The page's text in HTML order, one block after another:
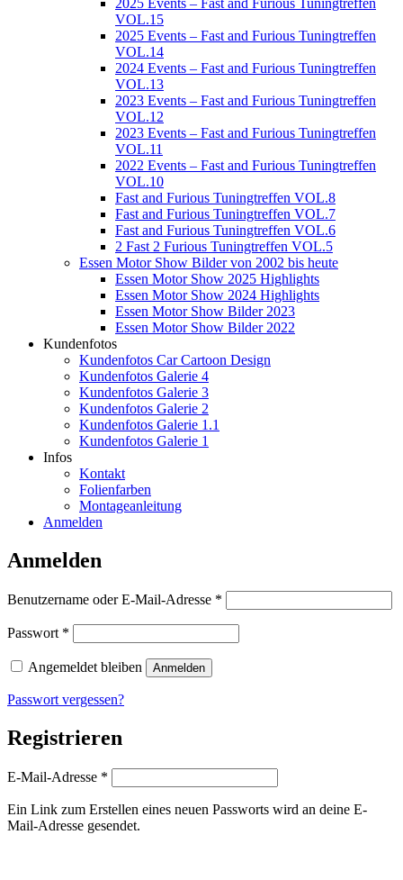
2025 Events – Fast and Furious Tuningtreffen
VOL.15
2025 Events – Fast and Furious Tuningtreffen
VOL.14
2024 Events – Fast and Furious Tuningtreffen
VOL.13
2023 Events – Fast and Furious Tuningtreffen
VOL.12
2023 Events – Fast and Furious Tuningtreffen
VOL.11
2022 Events – Fast and Furious Tuningtreffen
VOL.10
Fast and Furious Tuningtreffen VOL.8
Fast and Furious Tuningtreffen VOL.7
Fast and Furious Tuningtreffen VOL.6
2 Fast 2 Furious Tuningtreffen VOL.5
Essen Motor Show Bilder von 2002 bis heute
Essen Motor Show 2025 Highlights
Essen Motor Show 2024 Highlights
Essen Motor Show Bilder 2023
Essen Motor Show Bilder 2022
Kundenfotos
Kundenfotos Car Cartoon Design
Kundenfotos Galerie 4
Kundenfotos Galerie 3
Kundenfotos Galerie 2
Kundenfotos Galerie 1.1
Kundenfotos Galerie 1
Infos
Kontakt
Folienfarben
Montageanleitung
Anmelden
Anmelden
Benutzername oder E-Mail-Adresse *
Passwort *
Angemeldet bleiben Anmelden
Passwort vergessen?
Registrieren
E-Mail-Adresse *
Ein Link zum Erstellen eines neuen Passworts wird an deine E-
Mail-Adresse gesendet.